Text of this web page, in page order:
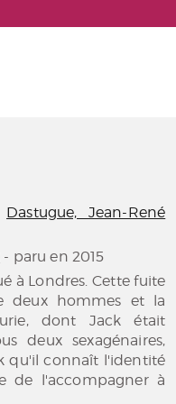
Dastugue, Jean-René
- paru en 2015
à Londres. Cette fuite
deux hommes et la
dont Jack était
deux sexagénaires,
qu'il connaît l'identité
de l'accompagner à